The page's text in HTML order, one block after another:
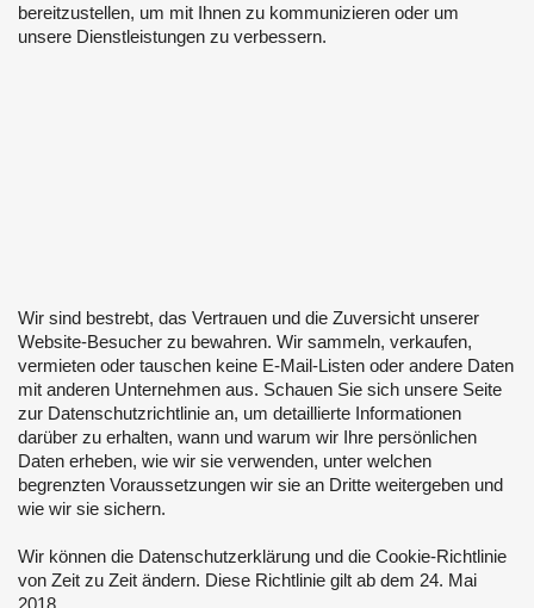
bereitzustellen, um mit Ihnen zu kommunizieren oder um
unsere Dienstleistungen zu verbessern.
Wir sind bestrebt, das Vertrauen und die Zuversicht unserer
Website-Besucher zu bewahren. Wir sammeln, verkaufen,
vermieten oder tauschen keine E-Mail-Listen oder andere Daten
mit anderen Unternehmen aus. Schauen Sie sich unsere Seite
zur Datenschutzrichtlinie an, um detaillierte Informationen
darüber zu erhalten, wann und warum wir Ihre persönlichen
Daten erheben, wie wir sie verwenden, unter welchen
begrenzten Voraussetzungen wir sie an Dritte weitergeben und
wie wir sie sichern.
Wir können die Datenschutzerklärung und die Cookie-Richtlinie
von Zeit zu Zeit ändern. Diese Richtlinie gilt ab dem 24. Mai
2018.